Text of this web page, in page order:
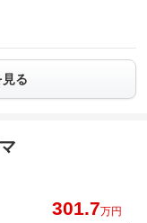
る
301.7万円